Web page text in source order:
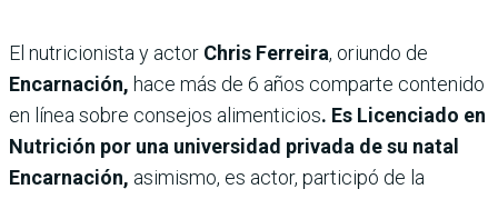
El nutricionista y actor Chris Ferreira, oriundo de
Encarnación, hace más de 6 años comparte contenido
en línea sobre consejos alimenticios. Es Licenciado en
Nutrición por una universidad privada de su natal
Encarnación, asimismo, es actor, participó de la